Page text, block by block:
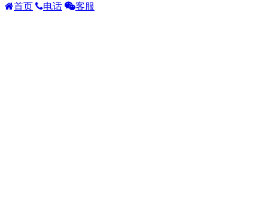
首页
电话 客服